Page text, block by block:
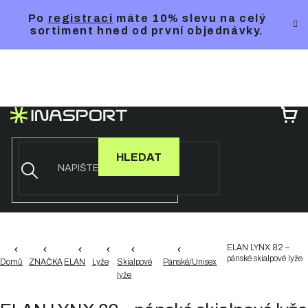
Po registraci máte 10% slevu na celý
sortiment hned od první objednávky.
HLEDAT
Domů ZNAČKA ELAN Lyže
Skialpové
lyže
Pánské/Unisex
ELAN LYNX 82 –
pánské skialpové lyže